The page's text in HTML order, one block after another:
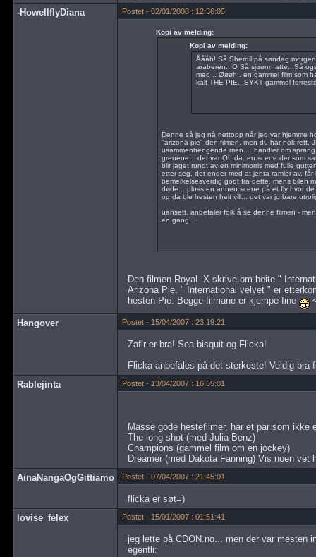
-HowellflyDiana
Postet - 02/01/2008 : 12:36:05
Kopi av melding:
Kopi av melding:
Åååh! Så Sherdil på søndag
araberen..:O Så sjøønn atte.. Så
med .. Øøøh.. en gammel film som
kalt THE PIE.. SYKT gammel
Denne så jeg nå nettopp når jeg var hjemme
"arizona pie" den filmen, men du har nok rett.
usammenhengende men.... handler om
grenene... det var OL da. en scene der som
blir jaget rundt av en minimorris med fulle
etter seg. det ender med at jenta ramler av,
bemerkelsesverdig godt fra dette. mens bilen
døde... pluss en annen scene på et fly hvor
og da ble hesten helt vill... det var jo bare
uansett, anbefaler folk å se denne filmen -
en gang...
Den filmen Royal- X skrive om heite "
Arizona Pie. " International velvet " er
hesten Pie. Begge filmane er kjempe fine
Hangover Postet - 15/04/2007 : 23:19:21
Zafir er bra! Sea bisquit og Flicka!
Flicka anbefales på det sterkeste! Veldig
Rablejinta
Postet - 13/04/2007 : 16:55:01
Masse gode hestefilmer, har et par som ikke
The long shot (med Julia Benz)
Champions (gammel film om en jockey)
Dreamer (med Dakota Fanning) Vis noen
AinaNangaOgGittiamo
Postet - 07/04/2007 : 21:45:01
flicka er søt=)
lovise_felex
Postet - 15/01/2007 : 01:51:41
jeg lette på CDON.no... men der var mesten
egentli: